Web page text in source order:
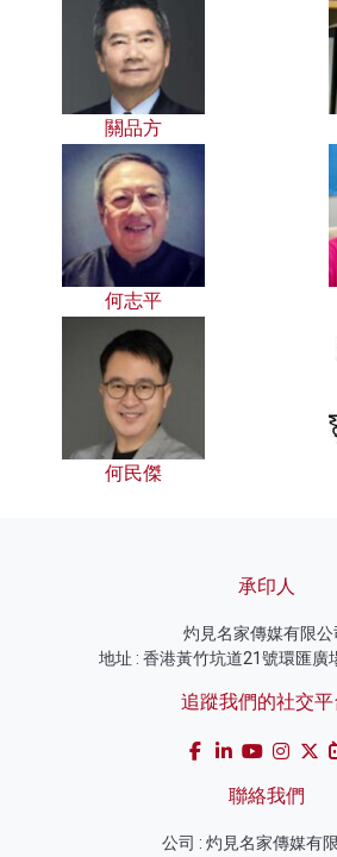
關品方
何志平
何民傑
承印人
灼見名家傳媒有限公
地址 : 香港黃竹坑道21號環匯廣
追蹤我們的社交平
聯絡我們
公司 : 灼見名家傳媒有